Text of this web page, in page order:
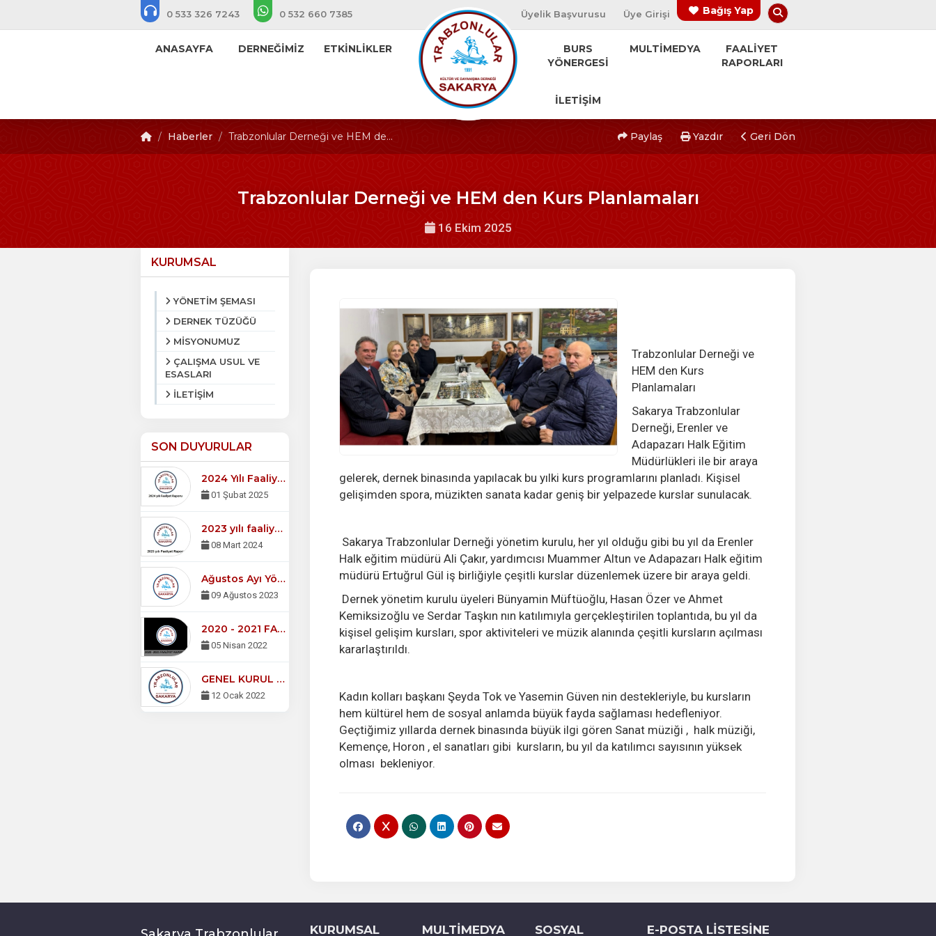
0 533 326 7243 0 532 660 7385 Üyelik Başvurusu Üye Girişi Bağış Yap
ANASAYFA DERNEĞİMİZ ETKİNLİKLER
BURS
YÖNERGESİ
MULTİMEDYA
FAALİYET
RAPORLARI
İLETİŞİM
Haberler Trabzonlular Derneği ve HEM de... Paylaş Yazdır Geri Dön
Trabzonlular Derneği ve HEM den Kurs Planlamaları
16 Ekim 2025
KURUMSAL
YÖNETİM ŞEMASI
DERNEK TÜZÜĞÜ
MİSYONUMUZ
ÇALIŞMA USUL VE
ESASLARI
İLETİŞİM
SON DUYURULAR
2024 Yılı Faaliyet Raporu
01 Şubat 2025
2023 yılı faaliyet raporu
08 Mart 2024
Ağustos Ayı Yönetim Kurulu Toplantısı
09 Ağustos 2023
2020 - 2021 FAALİYET RAPORU
05 Nisan 2022
GENEL KURUL DUYURUSU
12 Ocak 2022
Trabzonlular Derneği ve
HEM den Kurs
Planlamaları
Sakarya Trabzonlular
Derneği, Erenler ve
Adapazarı Halk Eğitim
Müdürlükleri ile bir araya
gelerek, dernek binasında yapılacak bu yılki kurs programlarını planladı. Kişisel
gelişimden spora, müzikten sanata kadar geniş bir yelpazede kurslar sunulacak.
Sakarya Trabzonlular Derneği yönetim kurulu, her yıl olduğu gibi bu yıl da Erenler
Halk eğitim müdürü Ali Çakır, yardımcısı Muammer Altun ve Adapazarı Halk eğitim
müdürü Ertuğrul Gül iş birliğiyle çeşitli kurslar düzenlemek üzere bir araya geldi.
Dernek yönetim kurulu üyeleri Bünyamin Müftüoğlu, Hasan Özer ve Ahmet
Kemiksizoğlu ve Serdar Taşkın nın katılımıyla gerçekleştirilen toplantıda, bu yıl da
kişisel gelişim kursları, spor aktiviteleri ve müzik alanında çeşitli kursların açılması
kararlaştırıldı.
Kadın kolları başkanı Şeyda Tok ve Yasemin Güven nin destekleriyle, bu kursların
hem kültürel hem de sosyal anlamda büyük fayda sağlaması hedefleniyor.
Geçtiğimiz yıllarda dernek binasında büyük ilgi gören Sanat müziği , halk müziği,
Kemençe, Horon , el sanatları gibi kursların, bu yıl da katılımcı sayısının yüksek
olması bekleniyor.
KURUMSAL MULTİMEDYA
SOSYAL
E-POSTA LİSTESİNE